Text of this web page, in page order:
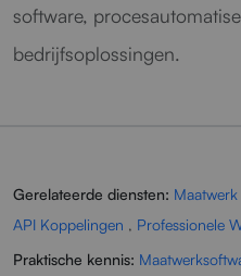
software,
bedrijfsoplossingen.
Gerelateerde diensten:
API Koppelingen , Professionele
Praktische kennis: